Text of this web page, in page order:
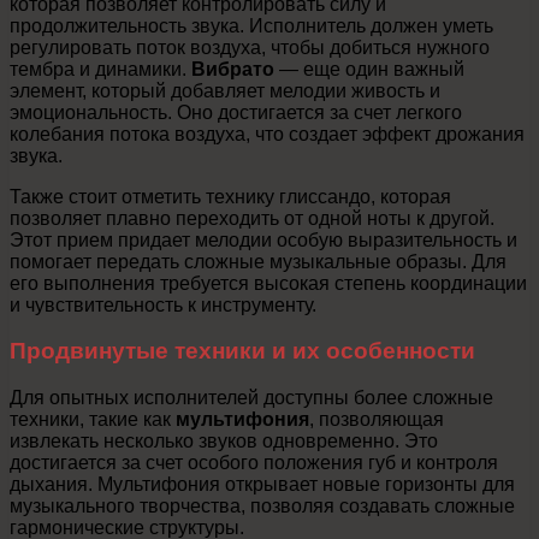
продолжительность звука. Исполнитель должен уметь
регулировать поток воздуха, чтобы добиться нужного
тембра и динамики. Вибрато — еще один важный
элемент, который добавляет мелодии живость и
эмоциональность. Оно достигается за счет легкого
колебания потока воздуха, что создает эффект дрожания
звука.
Также стоит отметить технику глиссандо, которая
позволяет плавно переходить от одной ноты к другой.
Этот прием придает мелодии особую выразительность и
помогает передать сложные музыкальные образы. Для
его выполнения требуется высокая степень координации
и чувствительность к инструменту.
Продвинутые техники и их особенности
Для опытных исполнителей доступны более сложные
техники, такие как мультифония, позволяющая
извлекать несколько звуков одновременно. Это
достигается за счет особого положения губ и контроля
дыхания. Мультифония открывает новые горизонты для
музыкального творчества, позволяя создавать сложные
гармонические структуры.